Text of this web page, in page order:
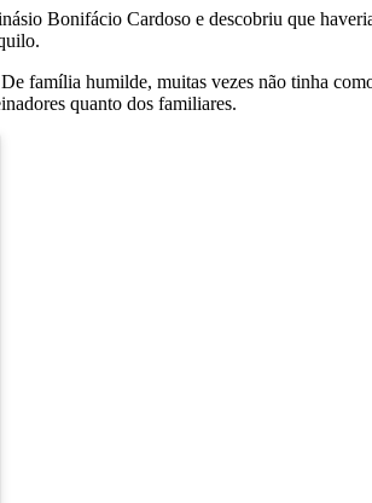
Bonifácio Cardoso e descobriu que
família humilde, muitas vezes não tinha
quanto dos familiares.